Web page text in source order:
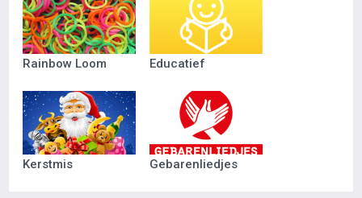
Rainbow Loom Educatief
Kerstmis Gebarenliedjes